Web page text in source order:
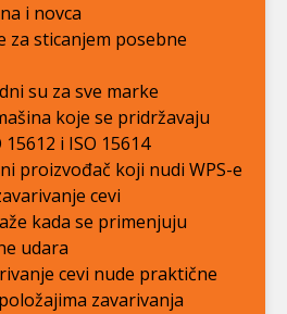
i novca
za sticanjem posebne
su za sve marke
koje se pridržavaju
i ISO 15614
proizvođač koji nudi WPS-e
cevi
kada se primenjuju
udara
cevi nude praktične
zavarivanja